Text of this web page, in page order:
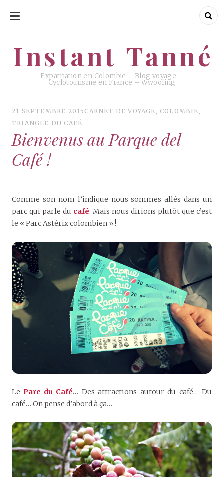
ALLER
CONTENU
Instant Tanné
Expatriation en Colombie – Blog voyage –
Cyclotourisme en France – Wwoofing
Instant Tanné
21 SEPTEMBRE 2015 CARNET DE VOYAGE, COLOMBIE,
TRIANGLE DU CAFÉ
Bienvenus au Parque del
Café !
Comme son nom l’indique nous sommes allés dans un
parc qui parle du café. Mais nous dirions plutôt que c’est
le « Parc Astérix colombien » !
Le Parc du Café… Des attractions autour du café… Du
café… On pense d’abord à ça…